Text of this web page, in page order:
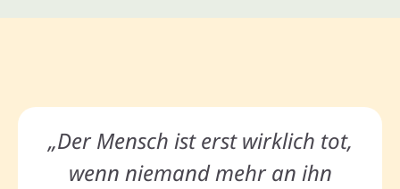
„Der Mensch ist erst wirklich tot,
wenn niemand mehr an ihn